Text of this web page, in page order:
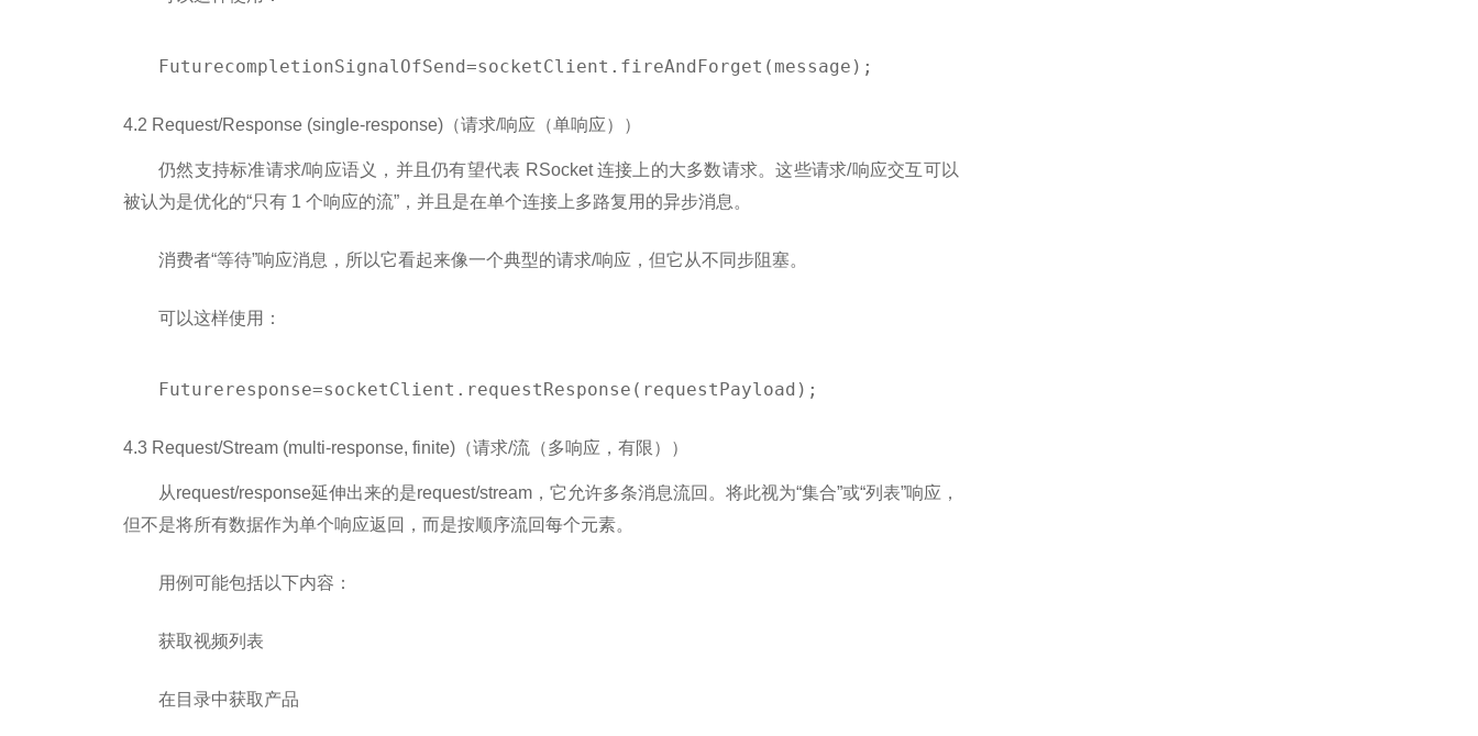
FuturecompletionSignalOfSend=socketClient.fireAndForget(message);
4.2 Request/Response (single-response)（请求/响应（单响应））
仍然支持标准请求/响应语义，并且仍有望代表 RSocket 连接上的大多数请求。这些请求/响应交互可以
被认为是优化的“只有 1 个响应的流”，并且是在单个连接上多路复用的异步消息。
消费者“等待”响应消息，所以它看起来像一个典型的请求/响应，但它从不同步阻塞。
可以这样使用：
Futureresponse=socketClient.requestResponse(requestPayload);
4.3 Request/Stream (multi-response, finite)（请求/流（多响应，有限））
从request/response延伸出来的是request/stream，它允许多条消息流回。将此视为“集合”或“列表”响应，
但不是将所有数据作为单个响应返回，而是按顺序流回每个元素。
用例可能包括以下内容：
获取视频列表
在目录中获取产品